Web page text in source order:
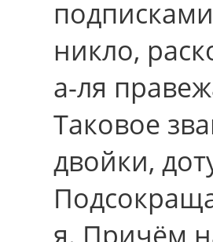
никло,
а-ля
Таковое
двойки,
я. Причём